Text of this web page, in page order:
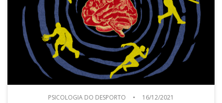
PSICOLOGIA DO DESPORTO • 16/12/2021